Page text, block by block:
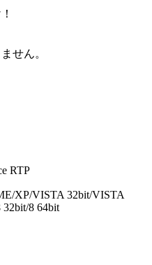
せん。
RTP
XP/VISTA 32bit/VISTA
32bit/8 64bit